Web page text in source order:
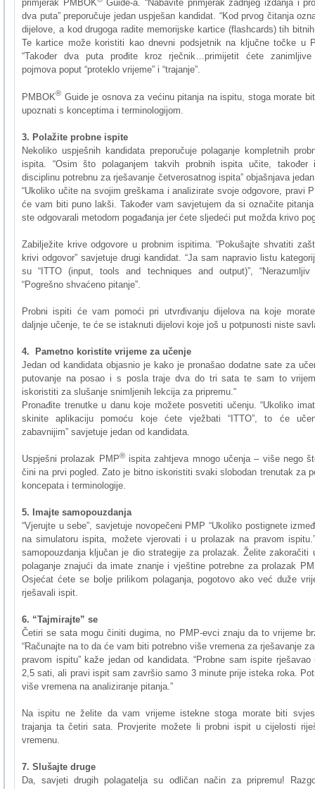
primjerak PMBOK Guide-a.“Nabavite primjerak zadnjeg izdanjai
dva puta” preporučuje jedan uspješan kandidat. “Kod prvog čitanja
dijelove, a kod drugoga radite memorijske kartice(flashcards)tih bitnih
Te kartice može koristiti kao dnevni podsjetnik na ključne točke u
“Također
dva puta prođite kroz rječnik…primijetit ćete
zanimljive
pojmova poput “proteklo vrijeme” i “trajanje”.
PMBOK® Guide je osnova za većinu pitanja na ispitu stoga morate
upoznati s konceptima i terminologijom
3. Polažite probne ispite
Nekoliko uspješnih kandidata preporučuje polaganje kompletnih
ispita
“Osim štopolaganjem takvih probnih ispita učite, također
disciplinu potrebnu za rješavanje četverosatnog ispita” objašnjava jedan
“Ukoliko učite na svojim greškama ianalizirate svoje odgovore pravi
će vam biti puno lakši Također vam savjetujem da si označite pitanja
ste odgovarali metodom pogađanja jer ćete sljedeći put možda krivo
Zabilježite krive odgovore u probnim ispitima.“Pokušajte shvatiti
krivi odgovor” savjetuje drugi kandidat “Ja sam napravio listu
su
“ITTO (input, tools and techniques and output)”, “Nerazumljiv
“Pogrešno shvaćeno pitanje”
Probni ispiti će vam pomoći pri utvrđivanju dijelova na koje morate
daljnje učenje, te će se istaknuti dijelovi koje još u potpunosti niste
4. Pametno koristite vrijeme za učenje
Jedan od kandidata objasnio je kako je pronašao dodatne sate za
putovanje na posao i s posla traje dva do tri sata te sam to
iskoristiti za slušanje snimljenih lekcija za pripremu.“
Pronađite trenutke u danu koje možete posvetiti učenju. “Ukoliko
skinite aplikaciju pomoću koje ćete vježbati “ITTO”, to će
zabavnijim” savjetuje jedan od kandidata.
Uspješni prolazak PMP®ispita zahtjeva mnogo učenja – više nego
čini na prvi pogled. Zato je bitno iskoristiti svaki slobodan trenutak za
koncepata i terminologije.
5. Imajte samopouzdanja
“Vjerujte u sebe”, savjetuje novopečeni PMP “Ukoliko postignete
na simulatoru ispita, možete vjerovati i u prolazak na pravom
samopouzdanja ključan je dio strategije za prolazak. Želite zakoračiti
polaganje znajući da imate znanje i vještine potrebne za prolazak
Osjećat ćete se bolje prilikom polaganja, pogotovo ako već duže
rješavali ispit.
6. “Tajmirajte” se
Četiri se sata mogu činiti dugima, no PMP-evci znaju da to vrijeme
“Računajte na to da će vam biti potrebno više vremena za rješavanje
pravom ispitu” kaže jedan od kandidata. “Probne sam ispite rješavao
2,5 sati, ali pravi ispit sam završio samo 3 minute prije isteka roka.
više vremena na analiziranje pitanja.”
Na ispitu ne želite da vam vrijeme istekne stoga morate biti
trajanja ta četiri sata. Provjerite možete li probni ispit u cijelosti
vremenu.
7. Slušajte druge
Da, savjeti drugih polagatelja su odličan način za pripremu!